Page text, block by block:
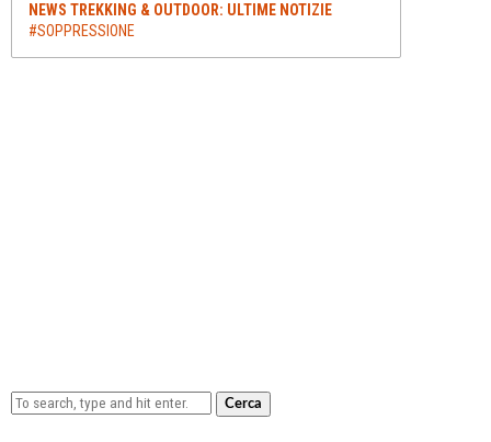
NEWS TREKKING & OUTDOOR: ULTIME NOTIZIE
#SOPPRESSIONE
Cerca